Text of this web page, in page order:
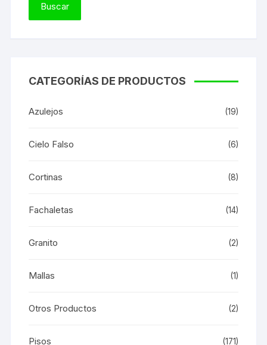
CATEGORÍAS DE PRODUCTOS
Azulejos (19)
Cielo Falso (6)
Cortinas (8)
Fachaletas (14)
Granito (2)
Mallas (1)
Otros Productos (2)
Pisos (171)